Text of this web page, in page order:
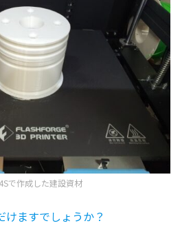
で作成した建設資材
けますでしょうか？